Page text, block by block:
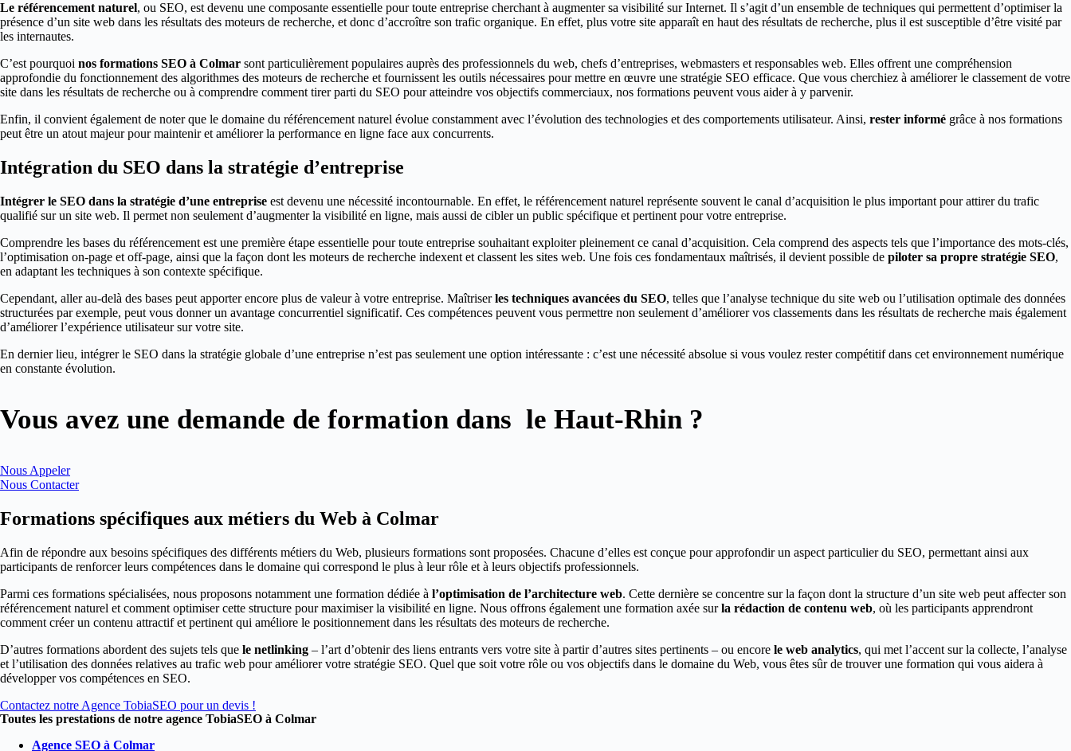
Le référencement naturel, ou SEO, est devenu une composante essentielle pour toute entreprise cherchant à augmenter sa visibilité sur Internet. Il s’agit d’un ensemble de techniques qui permettent d’optimiser la
présence d’un site web dans les résultats des moteurs de recherche, et donc d’accroître son trafic organique. En effet, plus votre site apparaît en haut des résultats de recherche, plus il est susceptible d’être visité par
les internautes.
C’est pourquoi nos formations SEO à Colmar sont particulièrement populaires auprès des professionnels du web, chefs d’entreprises, webmasters et responsables web. Elles offrent une compréhension
approfondie du fonctionnement des algorithmes des moteurs de recherche et fournissent les outils nécessaires pour mettre en œuvre une stratégie SEO efficace. Que vous cherchiez à améliorer le classement de votre
site dans les résultats de recherche ou à comprendre comment tirer parti du SEO pour atteindre vos objectifs commerciaux, nos formations peuvent vous aider à y parvenir.
Enfin, il convient également de noter que le domaine du référencement naturel évolue constamment avec l’évolution des technologies et des comportements utilisateur. Ainsi, rester informé grâce à nos formations
peut être un atout majeur pour maintenir et améliorer la performance en ligne face aux concurrents.
Intégration du SEO dans la stratégie d’entreprise
Intégrer le SEO dans la stratégie d’une entreprise est devenu une nécessité incontournable. En effet, le référencement naturel représente souvent le canal d’acquisition le plus important pour attirer du trafic
qualifié sur un site web. Il permet non seulement d’augmenter la visibilité en ligne, mais aussi de cibler un public spécifique et pertinent pour votre entreprise.
Comprendre les bases du référencement est une première étape essentielle pour toute entreprise souhaitant exploiter pleinement ce canal d’acquisition. Cela comprend des aspects tels que l’importance des mots-clés,
l’optimisation on-page et off-page, ainsi que la façon dont les moteurs de recherche indexent et classent les sites web. Une fois ces fondamentaux maîtrisés, il devient possible de piloter sa propre stratégie SEO,
en adaptant les techniques à son contexte spécifique.
Cependant, aller au-delà des bases peut apporter encore plus de valeur à votre entreprise. Maîtriserles techniques avancées du SEO, telles que l’analyse technique du site web ou l’utilisation optimale des données
structurées par exemple, peut vous donner un avantage concurrentiel significatif. Ces compétences peuvent vous permettre non seulement d’améliorer vos classements dans les résultats de recherche mais également
d’améliorer l’expérience utilisateur sur votre site.
En dernier lieu, intégrer le SEO dans la stratégie globale d’une entreprise n’est pas seulement une option intéressante : c’est une nécessité absolue si vous voulez rester compétitif dans cet environnement numérique
en constante évolution.
Vous avez une demande de formation dans le Haut-Rhin ?
Nous Appeler
Nous Contacter
Formations spécifiques aux métiers du Web à Colmar
Afin de répondre aux besoins spécifiques des différents métiers du Web, plusieurs formations sont proposées. Chacune d’elles est conçue pour approfondir un aspect particulier du SEO, permettant ainsi aux
participants de renforcer leurs compétences dans le domaine qui correspond le plus à leur rôle et à leurs objectifs professionnels.
Parmi ces formations spécialisées, nous proposons notamment une formation dédiée à l’optimisation de l’architecture web. Cette dernière se concentre sur la façon dont la structure d’un site web peut affecter son
référencement naturel et comment optimiser cette structure pour maximiser la visibilité en ligne. Nous offrons également une formation axée surla rédaction de contenu web, où les participants apprendront
comment créer un contenu attractif et pertinent qui améliore le positionnement dans les résultats des moteurs de recherche.
D’autres formations abordent des sujets tels que le netlinking – l’art d’obtenir des liens entrants vers votre site à partir d’autres sites pertinents – ou encore le web analytics, qui met l’accent sur la collecte, l’analyse
et l’utilisation des données relatives au trafic web pour améliorer votre stratégie SEO. Quel que soit votre rôle ou vos objectifs dans le domaine du Web, vous êtes sûr de trouver une formation qui vous aidera à
développer vos compétences en SEO.
Contactez notre Agence TobiaSEO pour un devis !
Toutes les prestations de notre agence TobiaSEO à Colmar
Agence SEO à Colmar